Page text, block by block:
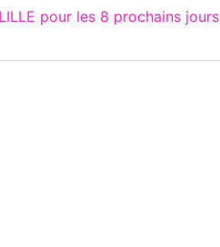
pour les 8 prochains jours